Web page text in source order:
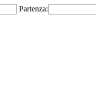
Partenza: